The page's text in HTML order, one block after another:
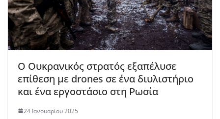
Ο Ουκρανικός στρατός εξαπέλυσε
επίθεση με drones σε ένα διυλιστήριο
και ένα εργοστάσιο στη Ρωσία
24 Ιανουαρίου 2025